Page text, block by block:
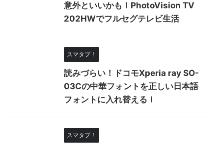
意外といいかも！PhotoVision TV
202HWでフルセグテレビ生活
スマタブ！
読みづらい！ドコモXperia ray SO-
03Cの中華フォントを正しい日本語
フォントに入れ替える！
スマタブ！